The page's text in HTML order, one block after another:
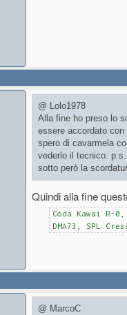
@ Lolo1978
Alla fine ho preso lo
essere accordato
spero di cavarmela
vederlo il tecnico.
sotto però la
Quindi alla fine
Coda Kawai R-
DMA73, SPL
@ MarcoC